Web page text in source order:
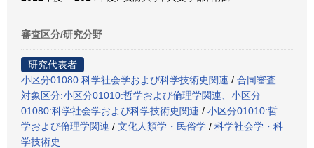
審査区分/研究分野
研究代表者
小区分01080:科学社会学および科学技術史関連 / 合同審査
対象区分:小区分01010:哲学および倫理学関連、小区分
01080:科学社会学および科学技術史関連 / 小区分01010:哲
学および倫理学関連 / 文化人類学・民俗学 / 科学社会学・科
学技術史